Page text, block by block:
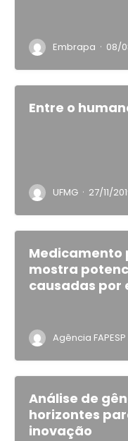
Embrapa · 08/
Entre o
UFMG · 27/11/
Medicamento
mostra
causadas por
Agência FAPESP
Análise de
horizontes
inovação